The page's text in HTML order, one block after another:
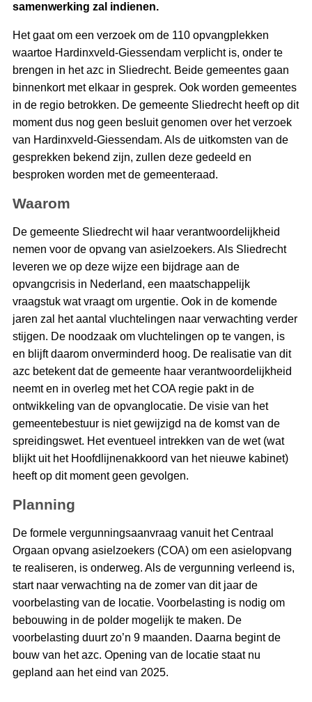
samenwerking zal indienen.
Het gaat om een verzoek om de 110 opvangplekken
waartoe Hardinxveld-Giessendam verplicht is, onder te
brengen in het azc in Sliedrecht. Beide gemeentes gaan
binnenkort met elkaar in gesprek. Ook worden gemeentes
in de regio betrokken. De gemeente Sliedrecht heeft op dit
moment dus nog geen besluit genomen over het verzoek
van Hardinxveld-Giessendam. Als de uitkomsten van de
gesprekken bekend zijn, zullen deze gedeeld en
besproken worden met de gemeenteraad.
Waarom
De gemeente Sliedrecht wil haar verantwoordelijkheid
nemen voor de opvang van asielzoekers. Als Sliedrecht
leveren we op deze wijze een bijdrage aan de
opvangcrisis in Nederland, een maatschappelijk
vraagstuk wat vraagt om urgentie. Ook in de komende
jaren zal het aantal vluchtelingen naar verwachting verder
stijgen. De noodzaak om vluchtelingen op te vangen, is
en blijft daarom onverminderd hoog. De realisatie van dit
azc betekent dat de gemeente haar verantwoordelijkheid
neemt en in overleg met het COA regie pakt in de
ontwikkeling van de opvanglocatie. De visie van het
gemeentebestuur is niet gewijzigd na de komst van de
spreidingswet. Het eventueel intrekken van de wet (wat
blijkt uit het Hoofdlijnenakkoord van het nieuwe kabinet)
heeft op dit moment geen gevolgen.
Planning
De formele vergunningsaanvraag vanuit het Centraal
Orgaan opvang asielzoekers (COA) om een asielopvang
te realiseren, is onderweg. Als de vergunning verleend is,
start naar verwachting na de zomer van dit jaar de
voorbelasting van de locatie. Voorbelasting is nodig om
bebouwing in de polder mogelijk te maken. De
voorbelasting duurt zo’n 9 maanden. Daarna begint de
bouw van het azc. Opening van de locatie staat nu
gepland aan het eind van 2025.